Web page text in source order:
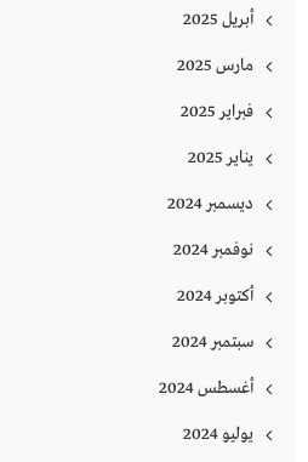
أبريل 2025
مارس 2025
فبراير 2025
يناير 2025
ديسمبر 2024
نوفمبر 2024
أكتوبر 2024
سبتمبر 2024
أغسطس 2024
يوليو 2024